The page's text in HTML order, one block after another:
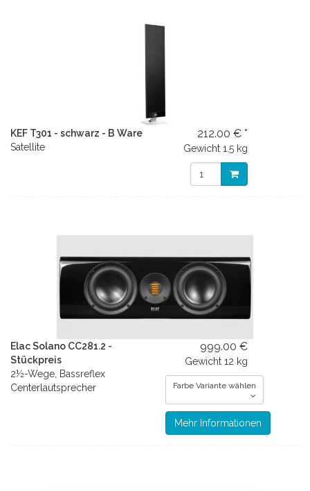
KEF T301 - schwarz - B Ware
Satellite
212.00 € *
Gewicht 1.5 kg
Elac Solano CC281.2 -
Stückpreis
2½-Wege, Bassreflex
Centerlautsprecher
999.00 €
Gewicht 12 kg
Farbe Variante wählen
Mehr Informationen